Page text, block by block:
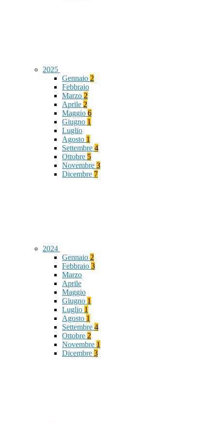
2025
Gennaio 2
Febbraio
Marzo 2
Aprile 2
Maggio 6
Giugno 1
Luglio
Agosto 1
Settembre 4
Ottobre 5
Novembre 3
Dicembre 7
2024
Gennaio 2
Febbraio 3
Marzo
Aprile
Maggio
Giugno 1
Luglio 1
Agosto 1
Settembre 4
Ottobre 2
Novembre 1
Dicembre 3